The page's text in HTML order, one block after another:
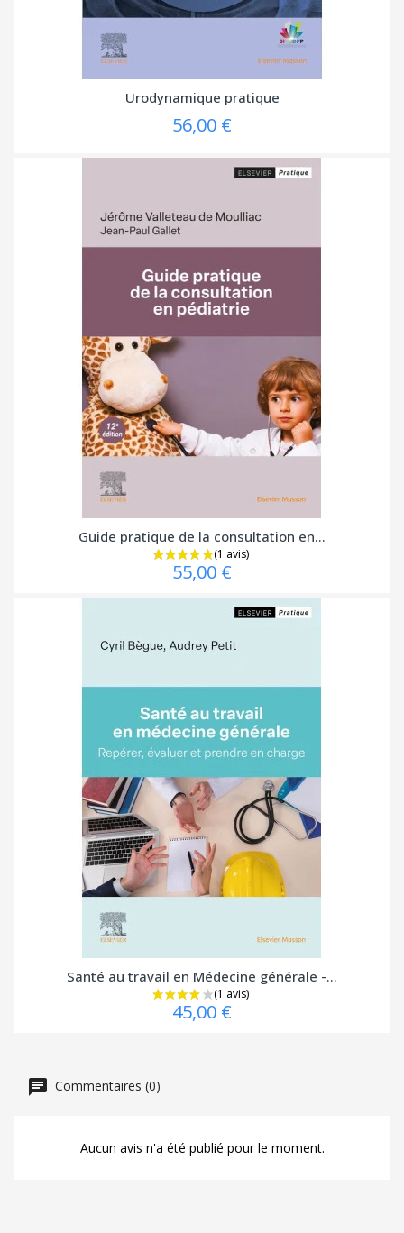
Urodynamique pratique
56,00 €
Guide pratique de la consultation en...
55,00 €
Santé au travail en Médecine générale -...
45,00 €
Commentaires (0)
Aucun avis n'a été publié pour le moment.